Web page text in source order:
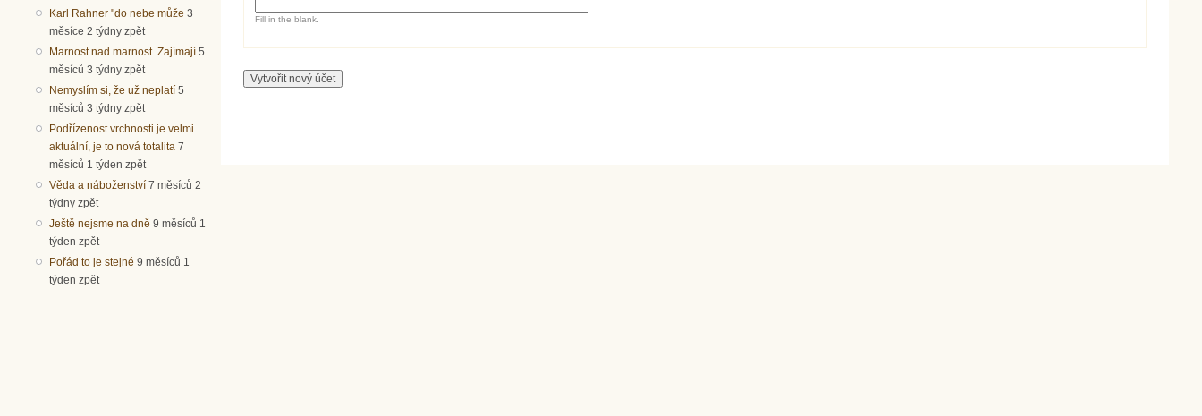
Karl Rahner "do nebe může 3
měsíce 2 týdny zpět
Marnost nad marnost. Zajímají 5
měsíců 3 týdny zpět
Nemyslím si, že už neplatí 5
měsíců 3 týdny zpět
Podřízenost vrchnosti je velmi
aktuální, je to nová totalita 7
měsíců 1 týden zpět
Věda a náboženství 7 měsíců 2
týdny zpět
Ještě nejsme na dně 9 měsíců 1
týden zpět
Pořád to je stejné 9 měsíců 1
týden zpět
Fill in the blank.